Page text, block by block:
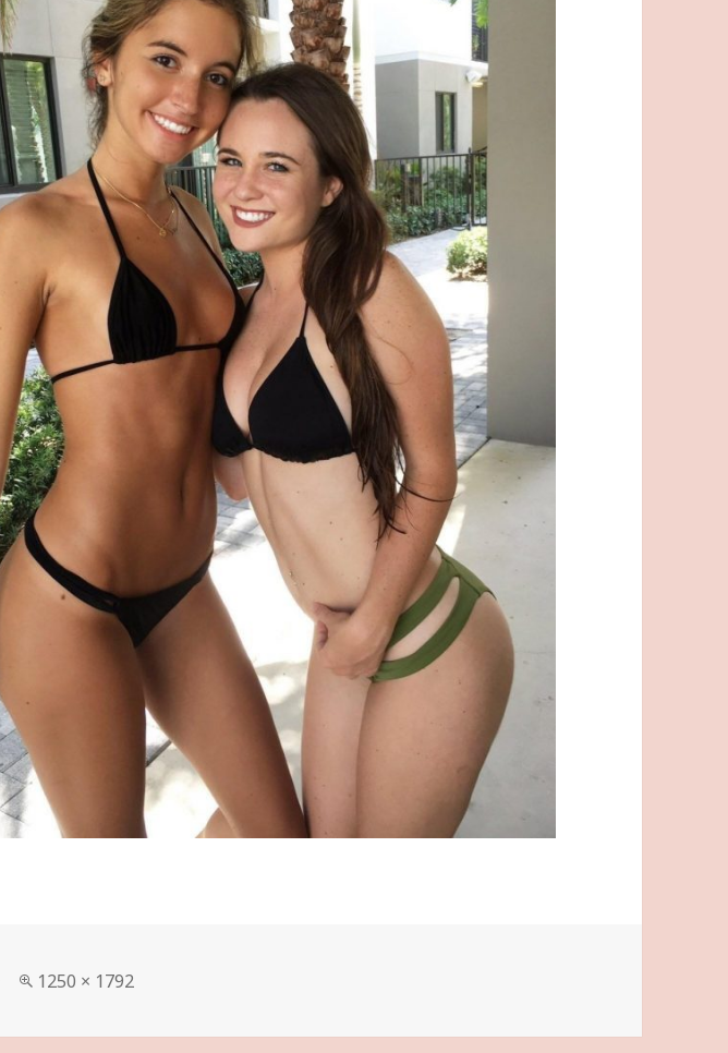
Tamaño
1250 × 1792